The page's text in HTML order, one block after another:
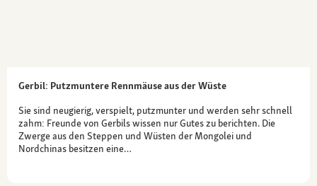
Gerbil: Putzmuntere Rennmäuse aus der Wüste
Sie sind neugierig, verspielt, putzmunter und werden sehr schnell
zahm: Freunde von Gerbils wissen nur Gutes zu berichten. Die
Zwerge aus den Steppen und Wüsten der Mongolei und
Nordchinas besitzen eine…